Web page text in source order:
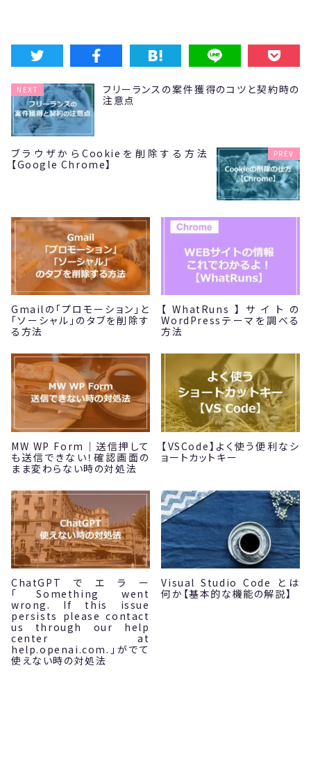
NEXT
フリーランスの案件獲得のコツと契約時の
注意点
ブラウザからCookieを削除する方法
【Google Chrome】
PREV
Gmailの「プロモーション」と
「ソーシャル」のタブを削除す
る方法
【WhatRuns】サイトの
WordPressテーマを調べる
方法
MW WP Form｜送信押して
も送信できない！確認画面の
まま変わらない時の対処法
【VSCode】よく使う便利なシ
ョートカットキー
ChatGPTでエラー
「Something went
wrong. If this issue
persists please contact
us through our help
center at
help.openai.com.」がでて
使えない時の対処法
Visual Studio Code とは
何か【基本的な機能の解説】